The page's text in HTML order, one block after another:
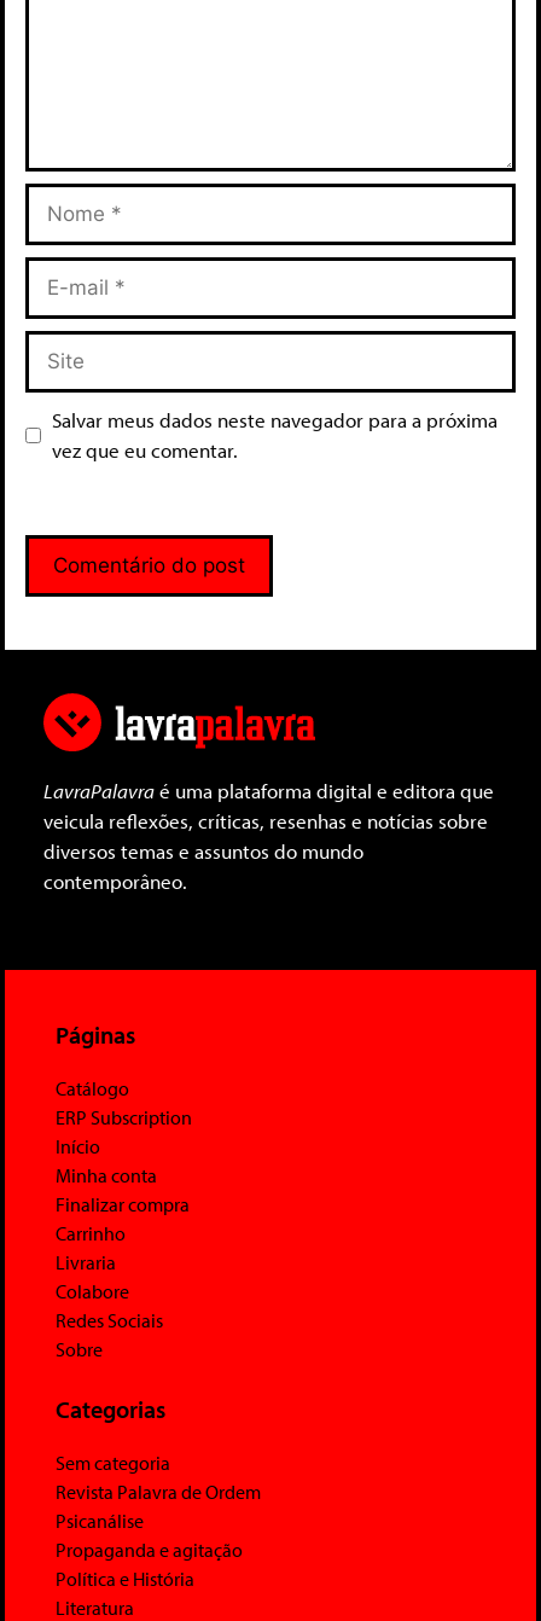
Salvar meus dados neste navegador para a próxima
vez que eu comentar.
LavraPalavraé uma plataforma digital e editora que
veicula reflexões, críticas, resenhas e notícias sobre
diversos temas e assuntos do mundo
contemporâneo.
Páginas
Catálogo
ERP Subscription
Início
Minha conta
Finalizar compra
Carrinho
Livraria
Colabore
Redes Sociais
Sobre
Categorias
Sem categoria
Revista Palavra de Ordem
Psicanálise
Propaganda e agitação
Política e História
Literatura